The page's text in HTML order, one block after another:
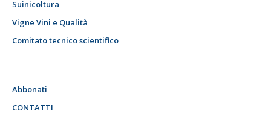
Suinicoltura
Vigne Vini e Qualità
Comitato tecnico scientifico
Abbonati
CONTATTI